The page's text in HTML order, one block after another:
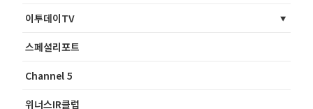
이투데이TV
스페셜리포트
Channel 5
위너스IR클럽